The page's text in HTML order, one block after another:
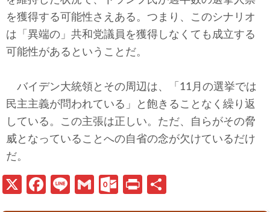
を獲得する可能性さえある。つまり、このシナリオ
は「異端の」共和党議員を獲得しなくても成立する
可能性があるということだ。
バイデン大統領とその周辺は、「11月の選挙では
民主主義が問われている」と飽きることなく繰り返
している。この主張は正しい。ただ、自らがその脅
威となっていることへの自省の念が欠けているだけ
だ。
X
Fa
Li
G
O
Pr